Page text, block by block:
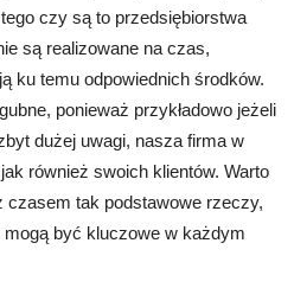
czy są to przedsiębiorstwa
są realizowane na czas,
ku temu odpowiednich środków.
ponieważ przykładowo jeżeli
dużej uwagi, nasza firma w
również swoich klientów. Warto
czasem tak podstawowe rzeczy,
być kluczowe w każdym